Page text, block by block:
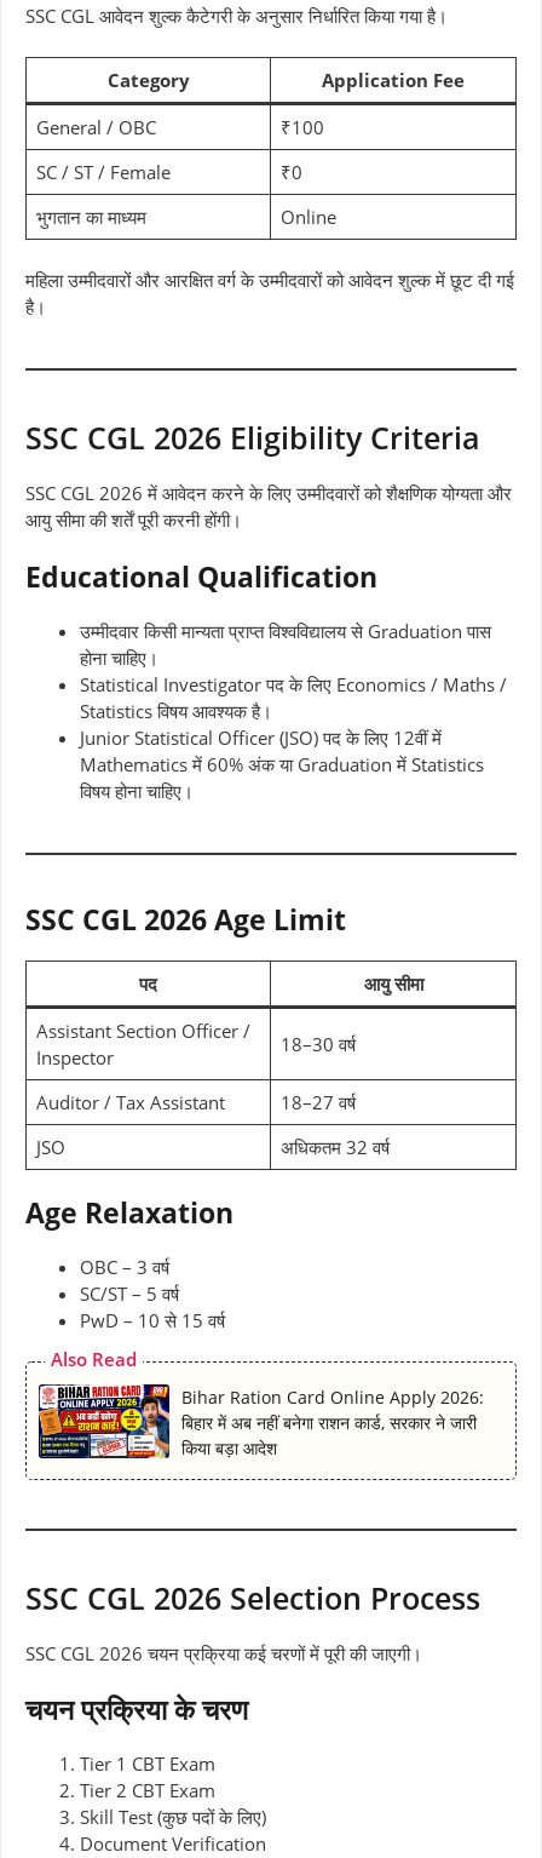
SSC CGL आवेदन शुल्क कैटेगरी के अनुसार निर्धारित किया गया है।
Category
Application Fee
General / OBC
₹100
SC / ST / Female
₹0
भुगतान का माध्यम
Online
महिला उम्मीदवारों और आरक्षित वर्ग के उम्मीदवारों को आवेदन शुल्क में छूट दी गई
है।
SSC CGL 2026 Eligibility Criteria
SSC CGL 2026 में आवेदन करने के लिए उम्मीदवारों को शैक्षणिक योग्यता और
आयु सीमा की शर्तें पूरी करनी होंगी।
Educational Qualification
उम्मीदवार किसी मान्यता प्राप्त विश्वविद्यालय से Graduation पास
होना चाहिए।
Statistical Investigator पद के लिए Economics / Maths /
Statistics विषय आवश्यक है।
Junior Statistical Officer (JSO) पद के लिए 12वीं में
Mathematics में 60% अंक या Graduation में Statistics
विषय होना चाहिए।
SSC CGL 2026 Age Limit
पद
आयु सीमा
Assistant Section Officer /
Inspector
18–30 वर्ष
Auditor / Tax Assistant
18–27 वर्ष
JSO
अधिकतम 32 वर्ष
Age Relaxation
OBC – 3 वर्ष
SC/ST – 5 वर्ष
PwD – 10 से 15 वर्ष
Also Read
Bihar Ration Card Online Apply 2026:
बिहार में अब नहीं बनेगा राशन कार्ड, सरकार ने जारी
किया बड़ा आदेश
SSC CGL 2026 Selection Process
SSC CGL 2026 चयन प्रक्रिया कई चरणों में पूरी की जाएगी।
चयन प्रक्रिया के चरण
Tier 1 CBT Exam
Tier 2 CBT Exam
Skill Test (कुछ पदों के लिए)
Document Verification